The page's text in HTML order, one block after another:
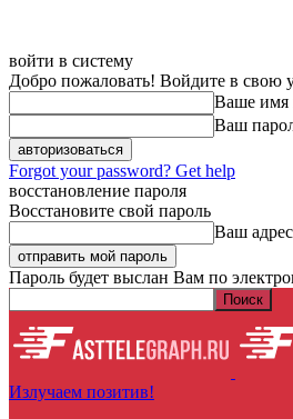
войти в систему
Добро пожаловать! Войдите в свою
Ваше имя
Ваш
Forgot your password? Get help
восстановление пароля
Восстановите свой пароль
Ваш
Пароль будет выслан Вам по
Излучаем позитив!